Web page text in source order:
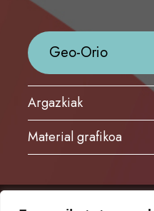
Geo-Orio
Argazkiak
Material grafikoa